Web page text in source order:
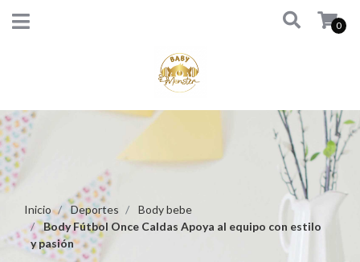
0
Inicio Deportes
Body bebe
Body Fútbol Once Caldas Apoya al equipo con estilo
y pasión